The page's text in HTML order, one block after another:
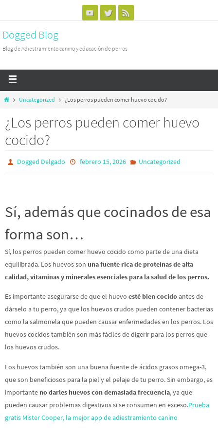
Dogged Blog
Blog de Adiestramiento canino y educación de perros
Uncategorized ¿Los perros pueden comer huevo cocido?
¿Los perros pueden comer huevo
cocido?
Dogged Delgado febrero 15, 2026 Uncategorized
Sí, además que cocinados de esa
forma son…
Sí, los perros pueden comer huevo cocido como parte de una dieta
equilibrada. Los huevos son una fuente rica de proteínas de alta
calidad, vitaminas y minerales esenciales para la salud de los perros.
Es importante asegurarse de que el huevo esté bien cocido antes de
dárselo a tu perro, ya que los huevos crudos pueden contener bacterias
como la salmonela que pueden causar enfermedades en los perros. Los
huevos cocidos también son más fáciles de digerir para los perros que
los huevos crudos.
Los huevos también son una buena fuente de ácidos grasos omega-3,
que son beneficiosos para la piel y el pelaje de tu perro. Sin embargo, es
importante no darles huevos con demasiada frecuencia, ya que
pueden causar problemas digestivos si se consumen en exceso.Prueba
gratis Mister Cooper, la mejor app de adiestramiento canino